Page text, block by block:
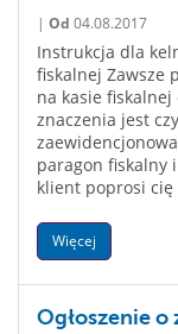
| Od 04.08.2017
Instrukcja dla
fiskalnej Zawsze
na kasie
znaczenia jest
paragon fiskalny
klient poprosi cię
Więcej
Ogłoszenie